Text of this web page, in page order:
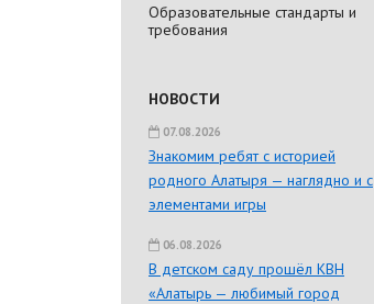
Образовательные стандарты и
требования
НОВОСТИ
07.08.2026
Знакомим ребят с историей
родного Алатыря — наглядно и с
элементами игры
06.08.2026
В детском саду прошёл КВН
«Алатырь — любимый город